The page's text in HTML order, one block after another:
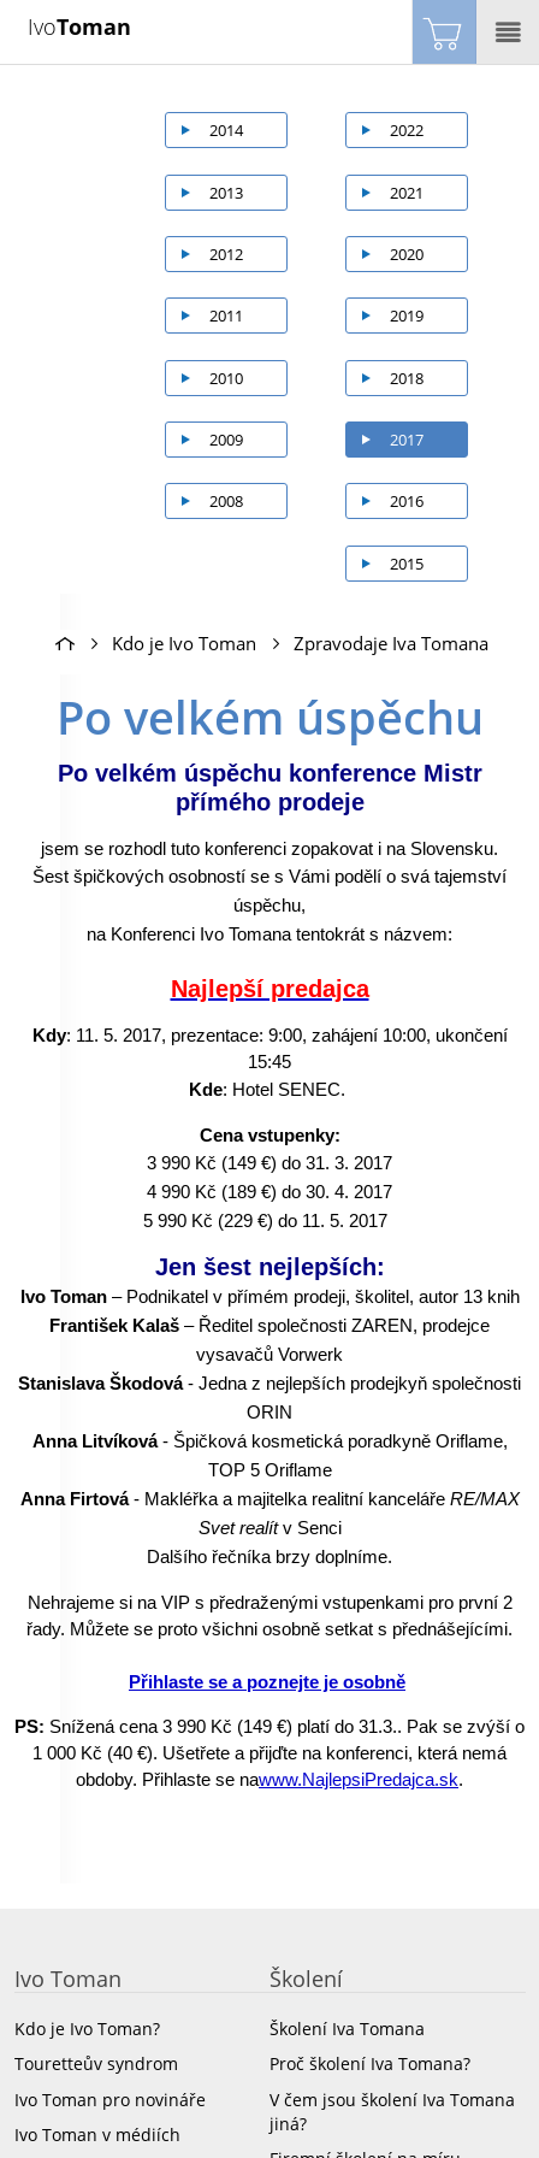
IvoToman
2022
2021
2020
2019
2018
2017
2016
2015
2014
2013
2012
2011
2010
2009
2008
Kdo je Ivo Toman Zpravodaje Iva Tomana
Po velkém úspěchu
Po velkém úspěchu konference Mistr
přímého prodeje
jsem se rozhodl tuto konferenci zopakovat i na Slovensku.
Šest špičkových osobností se s Vámi podělí o svá tajemství
úspěchu,
na Konferenci Ivo Tomana tentokrát s názvem:
Najlepší predajca
Kdy: 11. 5. 2017, prezentace: 9:00, zahájení 10:00, ukončení
15:45
Kde: Hotel SENEC.
Cena vstupenky:
3 990 Kč (149 €) do 31. 3. 2017
4 990 Kč (189 €) do 30. 4. 2017
5 990 Kč (229 €) do 11. 5. 2017
Jen šest nejlepších:
Ivo Toman– Podnikatel v přímém prodeji, školitel, autor 13 knih
František Kalaš – Ředitel společnosti ZAREN, prodejce
vysavačů Vorwerk
Stanislava Škodová- Jedna z nejlepších prodejkyň společnosti
ORIN
Anna Litvíková- Špičková kosmetická poradkyně Oriflame,
TOP 5 Oriflame
Anna Firtová- Makléřka a majitelka realitní kanceláře RE/MAX
Svet realítv Senci
Dalšího řečníka brzy doplníme.
Nehrajeme si na VIP s předraženými vstupenkami pro první 2
řady. Můžete se proto všichni osobně setkat s přednášejícími.
Přihlaste se a poznejte je osobně
PS: Snížená cena 3 990 Kč (149 €) platí do 31.3.. Pak se zvýší o
1 000 Kč (40 €). Ušetřete a přijďte na konferenci, která nemá
obdoby. Přihlaste se nawww.NajlepsiPredajca.sk.
Ivo Toman
Kdo je Ivo Toman?
Touretteův syndrom
Ivo Toman pro novináře
Ivo Toman v médiích
Školení
Školení Iva Tomana
Proč školení Iva Tomana?
V čem jsou školení Iva Tomana
jiná?